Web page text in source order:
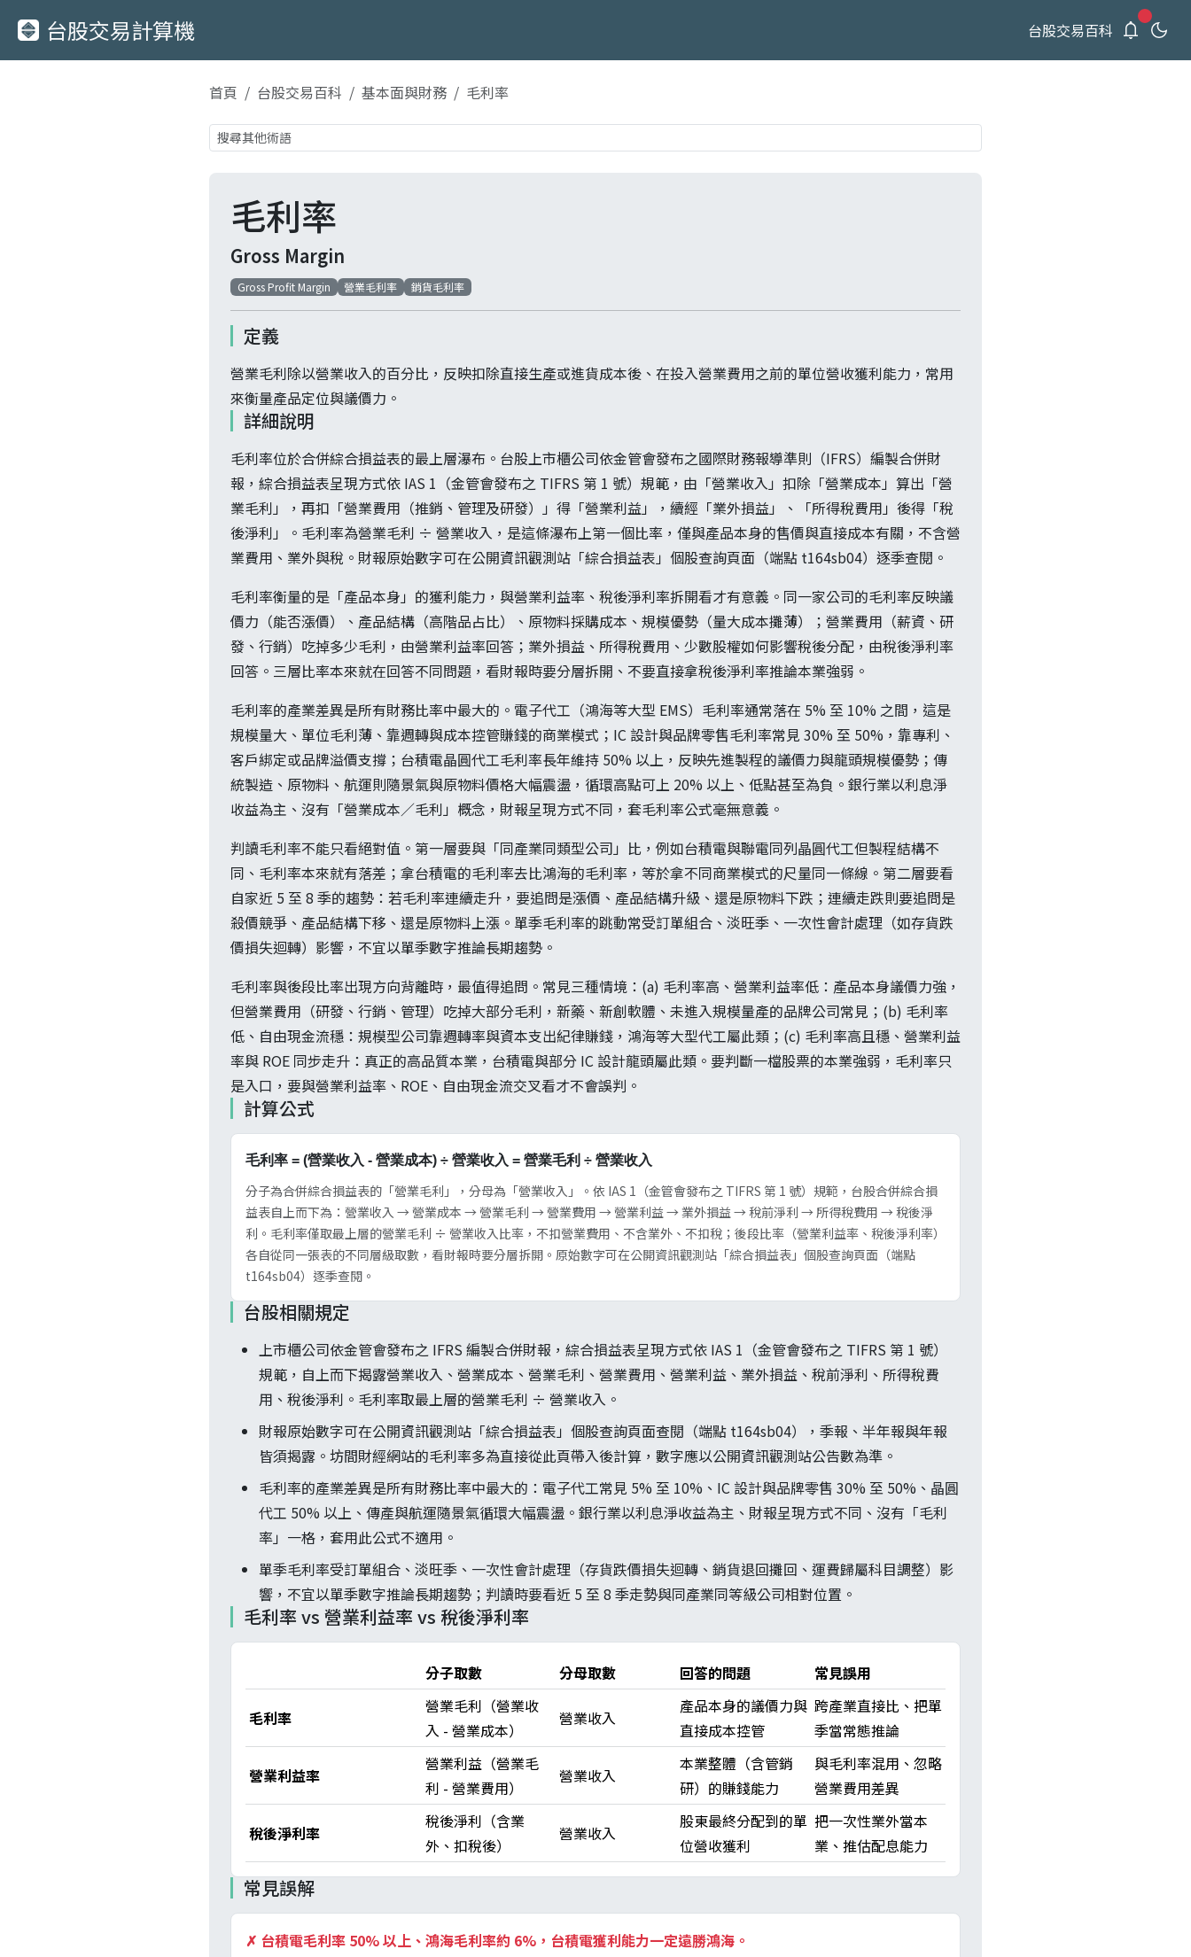
台股交易計算機 台股交易百科 新通知
首頁 台股交易百科 基本面與財務 毛利率
毛利率
Gross Margin
Gross Profit Margin 營業毛利率 銷貨毛利率
定義
營業毛利除以營業收入的百分比，反映扣除直接生產或進貨成本後、在投入營業費用之前的單位營收獲利能力，常用
來衡量產品定位與議價力。
詳細說明
毛利率位於合併綜合損益表的最上層瀑布。台股上市櫃公司依金管會發布之國際財務報導準則（IFRS）編製合併財
報，綜合損益表呈現方式依 IAS 1（金管會發布之 TIFRS 第 1 號）規範，由「營業收入」扣除「營業成本」算出「營
業毛利」，再扣「營業費用（推銷、管理及研發）」得「營業利益」，續經「業外損益」、「所得稅費用」後得「稅
後淨利」。毛利率為營業毛利 ÷ 營業收入，是這條瀑布上第一個比率，僅與產品本身的售價與直接成本有關，不含營
業費用、業外與稅。財報原始數字可在公開資訊觀測站「綜合損益表」個股查詢頁面（端點 t164sb04）逐季查閱。
毛利率衡量的是「產品本身」的獲利能力，與營業利益率、稅後淨利率拆開看才有意義。同一家公司的毛利率反映議
價力（能否漲價）、產品結構（高階品占比）、原物料採購成本、規模優勢（量大成本攤薄）；營業費用（薪資、研
發、行銷）吃掉多少毛利，由營業利益率回答；業外損益、所得稅費用、少數股權如何影響稅後分配，由稅後淨利率
回答。三層比率本來就在回答不同問題，看財報時要分層拆開、不要直接拿稅後淨利率推論本業強弱。
毛利率的產業差異是所有財務比率中最大的。電子代工（鴻海等大型 EMS）毛利率通常落在 5% 至 10% 之間，這是
規模量大、單位毛利薄、靠週轉與成本控管賺錢的商業模式；IC 設計與品牌零售毛利率常見 30% 至 50%，靠專利、
客戶綁定或品牌溢價支撐；台積電晶圓代工毛利率長年維持 50% 以上，反映先進製程的議價力與龍頭規模優勢；傳
統製造、原物料、航運則隨景氣與原物料價格大幅震盪，循環高點可上 20% 以上、低點甚至為負。銀行業以利息淨
收益為主、沒有「營業成本／毛利」概念，財報呈現方式不同，套毛利率公式毫無意義。
判讀毛利率不能只看絕對值。第一層要與「同產業同類型公司」比，例如台積電與聯電同列晶圓代工但製程結構不
同、毛利率本來就有落差；拿台積電的毛利率去比鴻海的毛利率，等於拿不同商業模式的尺量同一條線。第二層要看
自家近 5 至 8 季的趨勢：若毛利率連續走升，要追問是漲價、產品結構升級、還是原物料下跌；連續走跌則要追問是
殺價競爭、產品結構下移、還是原物料上漲。單季毛利率的跳動常受訂單組合、淡旺季、一次性會計處理（如存貨跌
價損失迴轉）影響，不宜以單季數字推論長期趨勢。
毛利率與後段比率出現方向背離時，最值得追問。常見三種情境：(a) 毛利率高、營業利益率低：產品本身議價力強，
但營業費用（研發、行銷、管理）吃掉大部分毛利，新藥、新創軟體、未進入規模量產的品牌公司常見；(b) 毛利率
低、自由現金流穩：規模型公司靠週轉率與資本支出紀律賺錢，鴻海等大型代工屬此類；(c) 毛利率高且穩、營業利益
率與 ROE 同步走升：真正的高品質本業，台積電與部分 IC 設計龍頭屬此類。要判斷一檔股票的本業強弱，毛利率只
是入口，要與營業利益率、ROE、自由現金流交叉看才不會誤判。
計算公式
毛利率 = (營業收入 - 營業成本) ÷ 營業收入 = 營業毛利 ÷ 營業收入
分子為合併綜合損益表的「營業毛利」，分母為「營業收入」。依 IAS 1（金管會發布之 TIFRS 第 1 號）規範，台股合併綜合損
益表自上而下為：營業收入 → 營業成本 → 營業毛利 → 營業費用 → 營業利益 → 業外損益 → 稅前淨利 → 所得稅費用 → 稅後淨
利。毛利率僅取最上層的營業毛利 ÷ 營業收入比率，不扣營業費用、不含業外、不扣稅；後段比率（營業利益率、稅後淨利率）
各自從同一張表的不同層級取數，看財報時要分層拆開。原始數字可在公開資訊觀測站「綜合損益表」個股查詢頁面（端點
t164sb04）逐季查閱。
台股相關規定
上市櫃公司依金管會發布之 IFRS 編製合併財報，綜合損益表呈現方式依 IAS 1（金管會發布之 TIFRS 第 1 號）
規範，自上而下揭露營業收入、營業成本、營業毛利、營業費用、營業利益、業外損益、稅前淨利、所得稅費
用、稅後淨利。毛利率取最上層的營業毛利 ÷ 營業收入。
財報原始數字可在公開資訊觀測站「綜合損益表」個股查詢頁面查閱（端點 t164sb04），季報、半年報與年報
皆須揭露。坊間財經網站的毛利率多為直接從此頁帶入後計算，數字應以公開資訊觀測站公告數為準。
毛利率的產業差異是所有財務比率中最大的：電子代工常見 5% 至 10%、IC 設計與品牌零售 30% 至 50%、晶圓
代工 50% 以上、傳產與航運隨景氣循環大幅震盪。銀行業以利息淨收益為主、財報呈現方式不同、沒有「毛利
率」一格，套用此公式不適用。
單季毛利率受訂單組合、淡旺季、一次性會計處理（存貨跌價損失迴轉、銷貨退回攤回、運費歸屬科目調整）影
響，不宜以單季數字推論長期趨勢；判讀時要看近 5 至 8 季走勢與同產業同等級公司相對位置。
毛利率 vs 營業利益率 vs 稅後淨利率
分子取數 分母取數 回答的問題 常見誤用
毛利率
營業毛利（營業收
入 - 營業成本）
營業收入
產品本身的議價力與
直接成本控管
跨產業直接比、把單
季當常態推論
營業利益率
營業利益（營業毛
利 - 營業費用）
營業收入
本業整體（含管銷
研）的賺錢能力
與毛利率混用、忽略
營業費用差異
稅後淨利率
稅後淨利（含業
外、扣稅後）
營業收入
股東最終分配到的單
位營收獲利
把一次性業外當本
業、推估配息能力
常見誤解
✗ 台積電毛利率 50% 以上、鴻海毛利率約 6%，台積電獲利能力一定遠勝鴻海。